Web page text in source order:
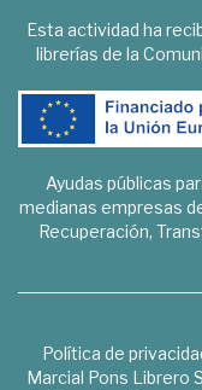
Esta actividad ha
librerías de la
Ayudas públicas
medianas empresas
Recuperación,
Política de
Marcial Pons Librero